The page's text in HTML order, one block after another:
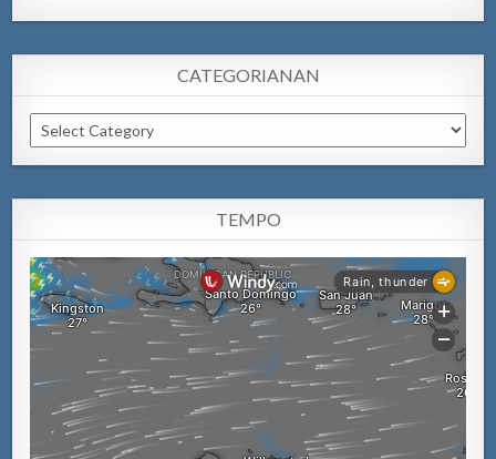
CATEGORIANAN
Categorianan
TEMPO